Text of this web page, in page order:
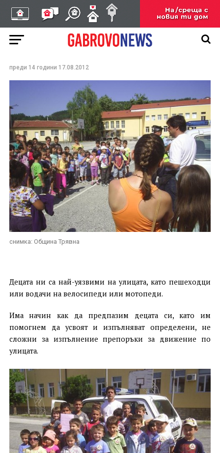
НОВИНИ
Детска безопасност и
движението по улицата
преди 14 години 17.08.2012
снимка: Община Трявна
Децата ни са най-уязвими на улицата, като пешеходци
или водачи на велосипеди или мотопеди.
Има начин как да предпазим децата си, като им
помогнем да усвоят и изпълняват определени, не
сложни за изпълнение препоръки за движение по
улицата.